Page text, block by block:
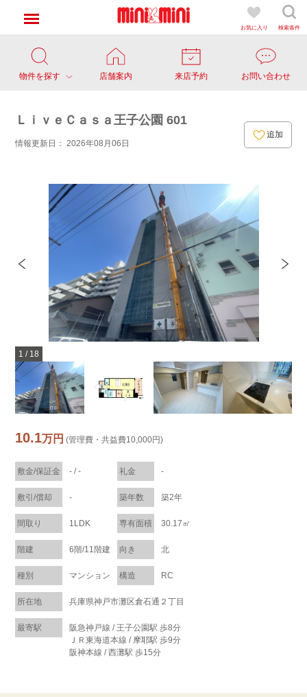
お気に入り 検索条件
物件を探す 店舗案内 来店予約 お問い合わせ
ＬｉｖｅＣａｓａ王子公園 601
情報更新日： 2026年08月06日
追加
1 / 18
10.1万円 (管理費・共益費10,000円)
敷金/保証金 - / - 礼金 -
敷引/償却 - 築年数 築2年
間取り 1LDK 専有面積 30.17㎡
階建 6階/11階建 向き 北
種別 マンション 構造 RC
所在地 兵庫県神戸市灘区倉石通２丁目
最寄駅
阪急神戸線 / 王子公園駅 歩8分
ＪＲ東海道本線 / 摩耶駅 歩9分
阪神本線 / 西灘駅 歩15分